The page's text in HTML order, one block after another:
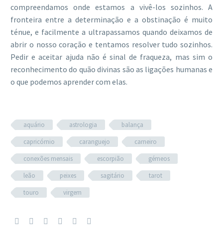
compreendamos onde estamos a vivê-los sozinhos. A
fronteira entre a determinação e a obstinação é muito
ténue, e facilmente a ultrapassamos quando deixamos de
abrir o nosso coração e tentamos resolver tudo sozinhos.
Pedir e aceitar ajuda não é sinal de fraqueza, mas sim o
reconhecimento do quão divinas são as ligações humanas e
o que podemos aprender com elas.
aquário astrologia
balança
capricórnio
caranguejo
carneiro
conexões mensais
escorpião
gémeos
leão
peixes sagitário
tarot
touro
virgem